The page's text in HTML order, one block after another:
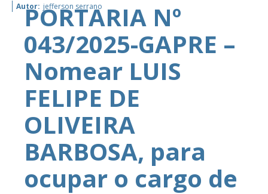
Autor: jefferson serrano
PORTARIA Nº
043/2025-GAPRE –
Nomear LUIS
FELIPE DE
OLIVEIRA
BARBOSA, para
ocupar o cargo de